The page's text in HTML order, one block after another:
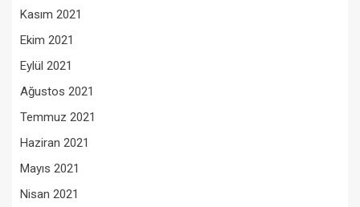
Kasım 2021
Ekim 2021
Eylül 2021
Ağustos 2021
Temmuz 2021
Haziran 2021
Mayıs 2021
Nisan 2021